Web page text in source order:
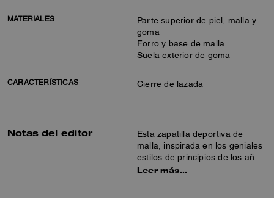
MATERIALES
Parte superior de piel, malla y
goma
Forro y base de malla
Suela exterior de goma
CARACTERÍSTICAS Cierre de lazada
Notas del editor
Esta zapatilla deportiva de
malla, inspirada en los geniales
estilos de principios de los años
2000, es la silueta perfecta para
Leer más…